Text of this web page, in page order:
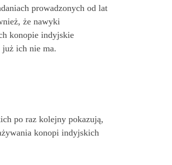
prowadzonych od lat
że nawyki
konopie indyjskie
ich nie ma.
po raz kolejny pokazują,
konopi indyjskich